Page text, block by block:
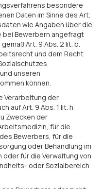
besondere
Daten im Sinne des Art.
wie Angaben über die
Bewerbern angefragt
Art. 9 Abs. 2 lit. b.
und dem Recht
unseren
können.
Verarbeitung der
auf Art. 9 Abs. 1 lit. h
Zwecken der
für die
Bewerbers, für die
oder Behandlung im
für die Verwaltung von
oder Sozialbereich